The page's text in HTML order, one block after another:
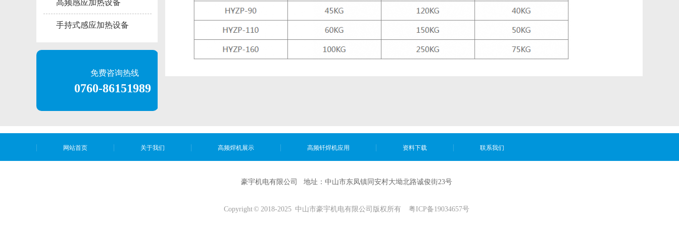
高频感应加热设备
手持式感应加热设备
免费咨询热线
0760-86151989
网站首页 关于我们 高频焊机展示 高频钎焊机应用 资料下载 联系我们
豪宇机电有限公司 地址：中山市东凤镇同安村大坳北路诚俊街23号
Copyright © 2018-2025 中山市豪宇机电有限公司版权所有粤ICP备19034657号